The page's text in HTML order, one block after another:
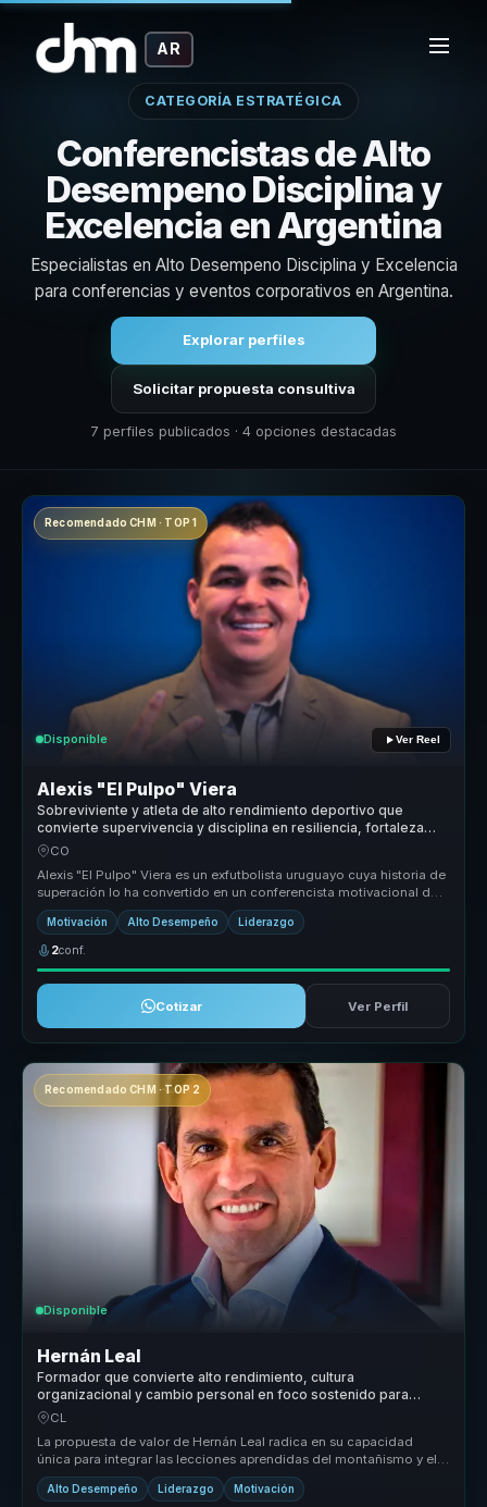
AR
CATEGORÍA ESTRATÉGICA
Conferencistas de Alto
Desempeno Disciplina y
Excelencia en Argentina
Especialistas en Alto Desempeno Disciplina y Excelencia
para conferencias y eventos corporativos en Argentina.
Explorar perfiles
Solicitar propuesta consultiva
7 perfiles publicados · 4 opciones destacadas
Recomendado CHM · TOP 1
Disponible Ver Reel
Alexis "El Pulpo" Viera
Sobreviviente y atleta de alto rendimiento deportivo que
convierte supervivencia y disciplina en resiliencia, fortaleza
mental y liderazgo para equipos.
CO
Alexis "El Pulpo" Viera es un exfutbolista uruguayo cuya historia de
superación lo ha convertido en un conferencista motivacional de
alto...
Motivación Alto Desempeño Liderazgo
2conf.
Cotizar Ver Perfil
Recomendado CHM · TOP 2
Disponible
Hernán Leal
Formador que convierte alto rendimiento, cultura
organizacional y cambio personal en foco sostenido para
lideres y equipos.
CL
La propuesta de valor de Hernán Leal radica en su capacidad
única para integrar las lecciones aprendidas del montañismo y el
liderazgo em...
Alto Desempeño Liderazgo Motivación